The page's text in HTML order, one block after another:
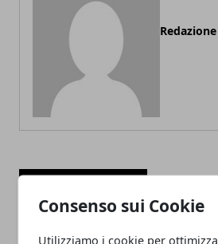
Consenso sui Cookie
Utilizziamo i cookie per
Redazione